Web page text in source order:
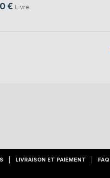
€ Livre
LIVRAISON ET PAIEMENT FAQ